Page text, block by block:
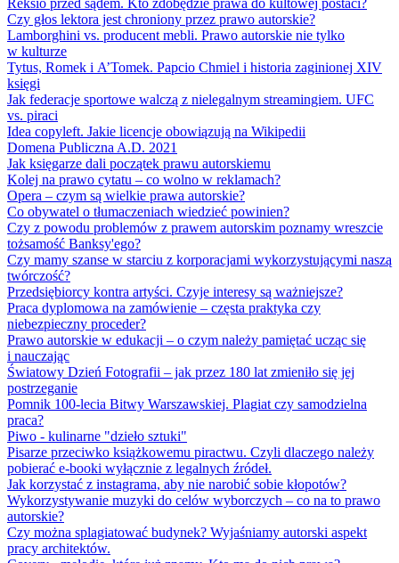
Czy głos lektora jest chroniony przez prawo autorskie?
Lamborghini vs. producent mebli. Prawo autorskie nie tylko
w kulturze
Tytus, Romek i A’Tomek. Papcio Chmiel i historia zaginionej XIV
księgi
Jak federacje sportowe walczą z nielegalnym streamingiem. UFC
vs. piraci
Idea copyleft. Jakie licencje obowiązują na Wikipedii
Domena Publiczna A.D. 2021
Jak księgarze dali początek prawu autorskiemu
Kolej na prawo cytatu – co wolno w reklamach?
Opera – czym są wielkie prawa autorskie?
Co obywatel o tłumaczeniach wiedzieć powinien?
Czy z powodu problemów z prawem autorskim poznamy wreszcie
tożsamość Banksy'ego?
Czy mamy szanse w starciu z korporacjami wykorzystującymi naszą
twórczość?
Przedsiębiorcy kontra artyści. Czyje interesy są ważniejsze?
Praca dyplomowa na zamówienie – częsta praktyka czy
niebezpieczny proceder?
Prawo autorskie w edukacji – o czym należy pamiętać ucząc się
i nauczając
Światowy Dzień Fotografii – jak przez 180 lat zmieniło się jej
postrzeganie
Pomnik 100-lecia Bitwy Warszawskiej. Plagiat czy samodzielna
praca?
Piwo - kulinarne "dzieło sztuki"
Pisarze przeciwko książkowemu piractwu. Czyli dlaczego należy
pobierać e-booki wyłącznie z legalnych źródeł.
Jak korzystać z instagrama, aby nie narobić sobie kłopotów?
Wykorzystywanie muzyki do celów wyborczych – co na to prawo
autorskie?
Czy można splagiatować budynek? Wyjaśniamy autorski aspekt
pracy architektów.